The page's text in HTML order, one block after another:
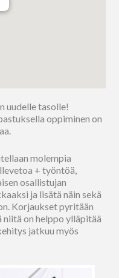
uudelle tasolle!
oppiminen on
molempia
+ työntöä,
osallistujan
ja lisätä näin sekä
Korjaukset pyritään
on helppo ylläpitää
jatkuu myös